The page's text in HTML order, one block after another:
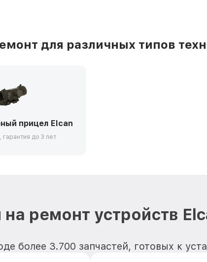
для различных типов
прицел Elcan
гарантия до 3 лет
ремонт устройств
более 3.700 запчастей, готовых к